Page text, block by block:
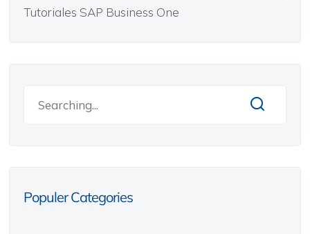
Tutoriales SAP Business One
Populer Categories